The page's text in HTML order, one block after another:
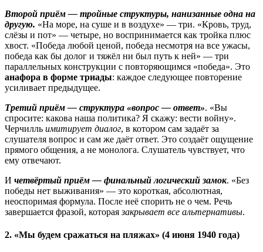
Второй приём — тройные структуры, нанизанные одна на
другую. «На море, на суше и в воздухе» — три. «Кровь, труд,
слёзы и пот» — четыре, но воспринимается как тройка плюс
хвост. «Победа любой ценой, победа несмотря на все ужасы,
победа как бы долог и тяжёл ни был путь к ней» — три
параллельных конструкции с повторяющимся «победа». Это
анафора в форме триады: каждое следующее повторение
усиливает предыдущее.
Третий приём — структура «вопрос — ответ». «Вы
спросите: какова наша политика? Я скажу: вести войну».
Черчилль имитирует диалог, в котором сам задаёт за
слушателя вопрос и сам же даёт ответ. Это создаёт ощущение
прямого общения, а не монолога. Слушатель чувствует, что
ему отвечают.
И четвёртый приём — финальный логический замок. «Без
победы нет выживания» — это короткая, абсолютная,
неоспоримая формула. После неё спорить не о чем. Речь
завершается фразой, котораязакрывает все альтернативы.
2. «Мы будем сражаться на пляжах» (4 июня 1940 года)